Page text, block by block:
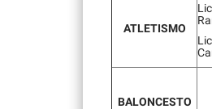
ATLETISMO
BALONCESTO